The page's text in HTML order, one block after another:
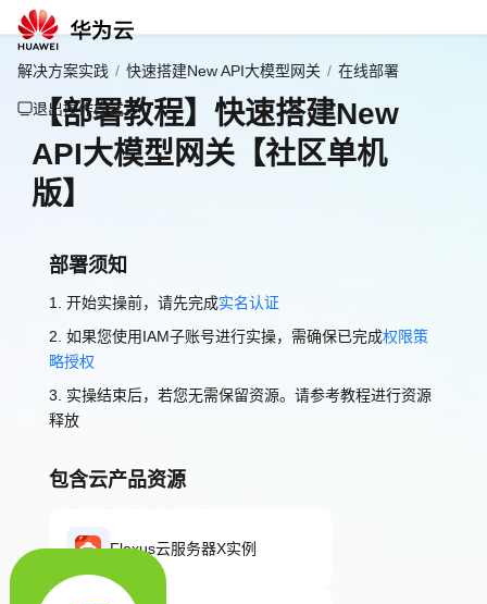
解决方案实践 / 快速搭建New API大模型网关 / 在线部署
退出操作模式
【部署教程】快速搭建New
API大模型网关【社区单机
版】
部署须知
1. 开始实操前，请先完成实名认证
2. 如果您使用IAM子账号进行实操，需确保已完成权限策
略授权
3. 实操结束后，若您无需保留资源。请参考教程进行资源
释放
包含云产品资源
Flexus云服务器X实例